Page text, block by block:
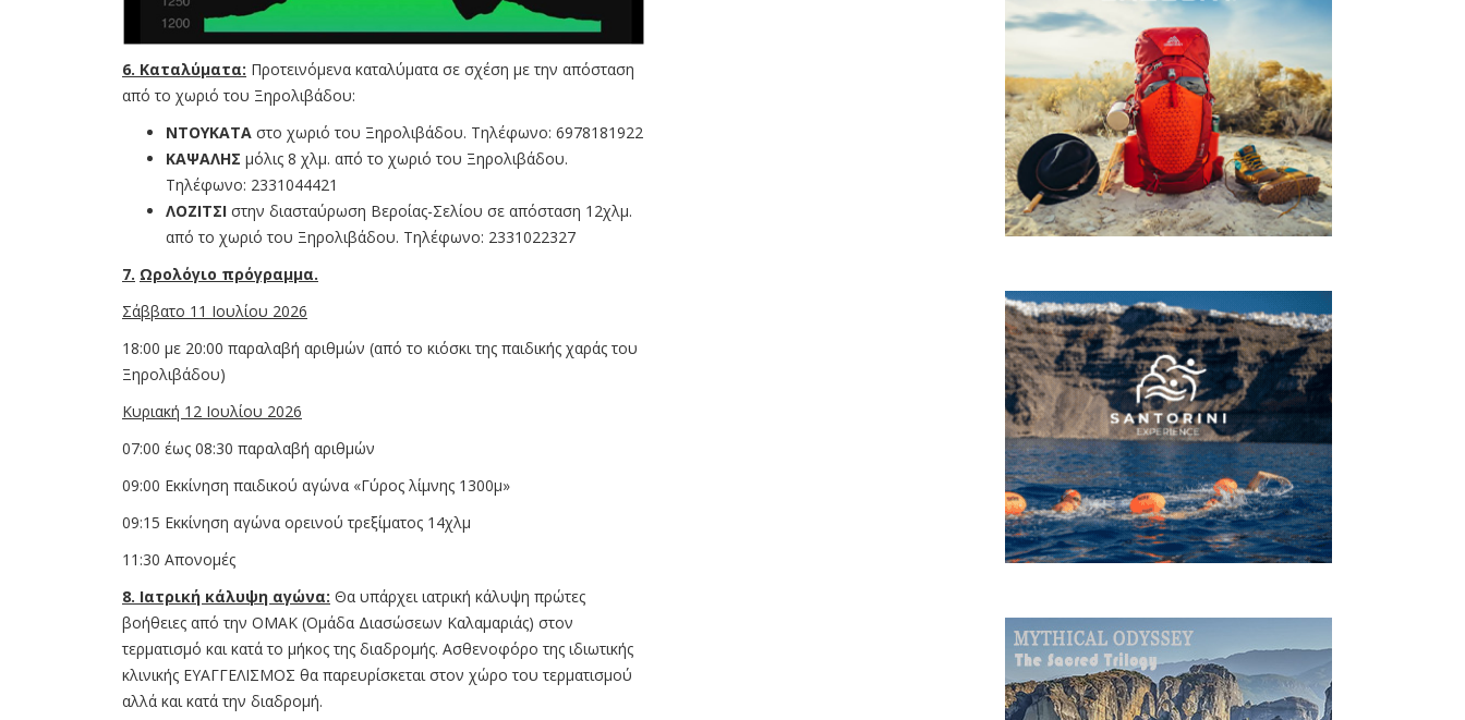
6. Καταλύματα: Προτεινόμενα καταλύματα σε σχέση με την απόσταση
από το χωριό του Ξηρολιβάδου:
ΝΤΟΥΚΑΤΑ στο χωριό του Ξηρολιβάδου. Τηλέφωνο: 6978181922
ΚΑΨΑΛΗΣ μόλις 8 χλμ. από το χωριό του Ξηρολιβάδου.
Τηλέφωνο: 2331044421
ΛΟΖΙΤΣΙ στην διασταύρωση Βεροίας-Σελίου σε απόσταση 12χλμ.
από το χωριό του Ξηρολιβάδου. Τηλέφωνο: 2331022327
7. Ωρολόγιο πρόγραμμα.
Σάββατο 11 Ιουλίου 2026
18:00 με 20:00 παραλαβή αριθμών (από το κιόσκι της παιδικής χαράς του
Ξηρολιβάδου)
Κυριακή 12 Ιουλίου 2026
07:00 έως 08:30 παραλαβή αριθμών
09:00 Εκκίνηση παιδικού αγώνα «Γύρος λίμνης 1300μ»
09:15 Εκκίνηση αγώνα ορεινού τρεξίματος 14χλμ
11:30 Απονομές
8. Ιατρική κάλυψη αγώνα: Θα υπάρχει ιατρική κάλυψη πρώτες
βοήθειες από την ΟΜΑΚ (Ομάδα Διασώσεων Καλαμαριάς) στον
τερματισμό και κατά το μήκος της διαδρομής. Ασθενοφόρο της ιδιωτικής
κλινικής ΕΥΑΓΓΕΛΙΣΜΟΣ θα παρευρίσκεται στον χώρο του τερματισμού
αλλά και κατά την διαδρομή.